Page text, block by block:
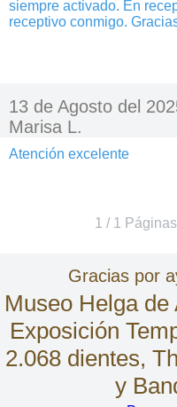
siempre activado. En
receptivo conmigo.
13 de Agosto del
Marisa L.
Atención excelente
1 / 1
Gracias por
Museo Helga
Exposición
2.068 dientes,
y